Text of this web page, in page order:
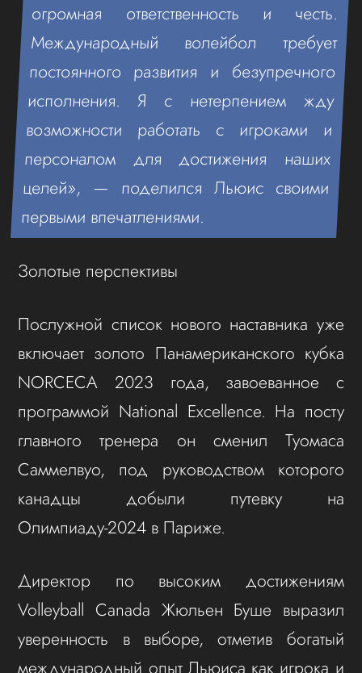
огромная ответственность и честь.
Международный волейбол требует
постоянного развития и безупречного
исполнения. Я с нетерпением жду
возможности работать с игроками и
персоналом для достижения наших
целей», — поделился Льюис своими
первыми впечатлениями.
Золотые перспективы
Послужной список нового наставника уже
включает золото Панамериканского кубка
NORCECA 2023 года, завоеванное с
программой National Excellence. На посту
главного тренера он сменил Туомаса
Саммелвуо, под руководством которого
канадцы добыли путевку на
Олимпиаду-2024 в Париже.
Директор по высоким достижениям
Volleyball Canada Жюльен Буше выразил
уверенность в выборе, отметив богатый
международный опыт Льюиса как игрока и